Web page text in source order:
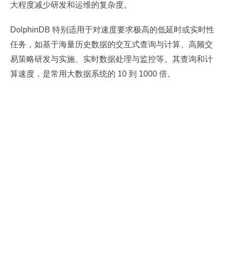
大程度减少研发和运维的复杂度。
DolphinDB 特别适用于对速度要求极高的低延时或实时性
任务，如基于海量历史数据的交互式查询与计算、高频交
易策略研发与实施、实时数据处理与监控等。其查询和计
算速度，是常用大数据系统的 10 到 1000 倍。